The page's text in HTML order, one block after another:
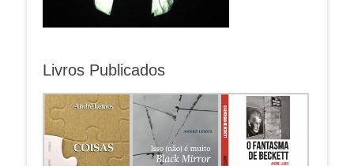
Livros Publicados